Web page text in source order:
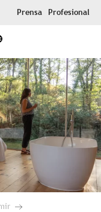
Prensa Profesional